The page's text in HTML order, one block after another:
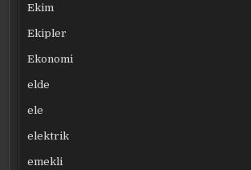
Ekim
Ekipler
Ekonomi
elde
ele
elektrik
emekli